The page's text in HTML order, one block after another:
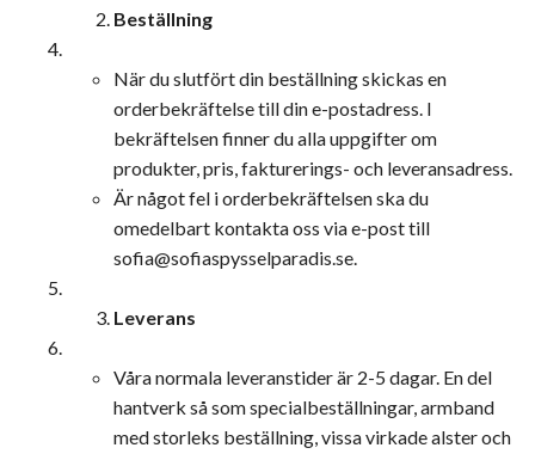
Beställning
När du slutfört din beställning skickas en
orderbekräftelse till din e-postadress. I
bekräftelsen finner du alla uppgifter om
produkter, pris, fakturerings- och leveransadress.
Är något fel i orderbekräftelsen ska du
omedelbart kontakta oss via e-post till
sofia@sofiaspysselparadis.se.
Leverans
Våra normala leveranstider är 2-5 dagar. En del
hantverk så som specialbeställningar, armband
med storleks beställning, vissa virkade alster och